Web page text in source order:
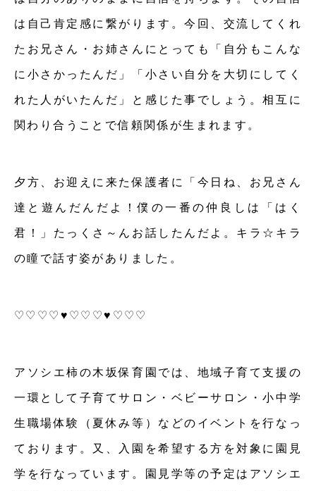
は自己肯定感に繋がります。今回、交流してくれ
たお兄さん・お姉さんにとっても「自分もこんな
に小さかったんだ」「小さい自分を大切にしてく
れた人がいたんだ」と感じた事でしょう。相互に
関わり合うことで信頼関係が生まれます。
夕方、お迎えに来た保護者に「今日ね、お兄さん
達と遊んだんだよ！僕の一番の仲良しは「はく
君！」たっくさ～んお話したんだよ。キラ☆キラ
の瞳で話す姿がありました。
♡♡♡♡♥♡♡♡♥♡♡♡
アソシエ柿の木坂保育園では、地域子育て支援の
一環として子育てサロン・ベビーサロン・小中学
生職場体験（夏休み等）などのイベントを行なっ
ております。又、入園を希望する方を対象に園見
学を行なっています。園見学等の予定はアソシエ